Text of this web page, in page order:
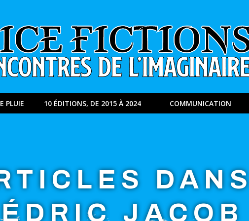
PLUIE 10 ÉDITIONS, DE 2015 À 2024 COMMUNICATION
DANS
JACOB